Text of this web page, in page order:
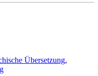
Übersetzung,